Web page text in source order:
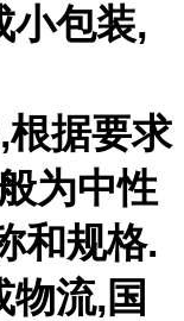
小包装,
根据要求
为中性
和规格.
物流,国